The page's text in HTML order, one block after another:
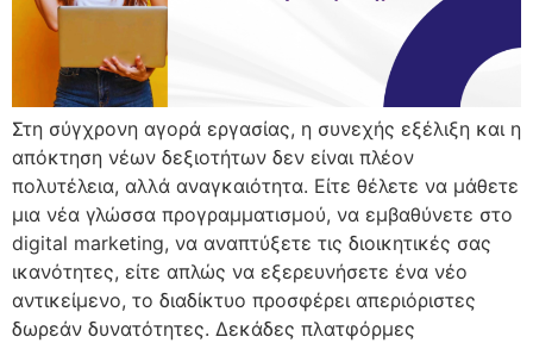
Στη σύγχρονη αγορά εργασίας, η συνεχής εξέλιξη και η
απόκτηση νέων δεξιοτήτων δεν είναι πλέον
πολυτέλεια, αλλά αναγκαιότητα. Είτε θέλετε να μάθετε
μια νέα γλώσσα προγραμματισμού, να εμβαθύνετε στο
digital marketing, να αναπτύξετε τις διοικητικές σας
ικανότητες, είτε απλώς να εξερευνήσετε ένα νέο
αντικείμενο, το διαδίκτυο προσφέρει απεριόριστες
δωρεάν δυνατότητες. Δεκάδες πλατφόρμες